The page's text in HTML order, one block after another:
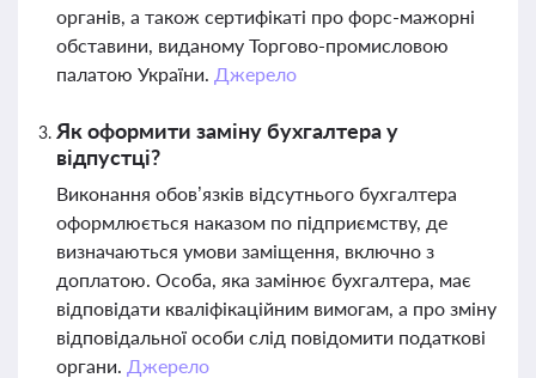
органів, а також сертифікаті про форс-мажорні
обставини, виданому Торгово-промисловою
палатою України. Джерело
Як оформити заміну бухгалтера у
відпустці?
Виконання обов’язків відсутнього бухгалтера
оформлюється наказом по підприємству, де
визначаються умови заміщення, включно з
доплатою. Особа, яка замінює бухгалтера, має
відповідати кваліфікаційним вимогам, а про зміну
відповідальної особи слід повідомити податкові
органи. Джерело